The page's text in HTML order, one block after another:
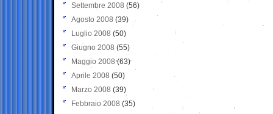
Settembre 2008 (56)
Agosto 2008 (39)
Luglio 2008 (50)
Giugno 2008 (55)
Maggio 2008(63)
Aprile 2008 (50)
Marzo 2008 (39)
Febbraio 2008 (35)